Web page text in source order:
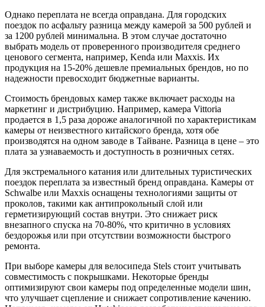
Однако переплата не всегда оправдана. Для городских
поездок по асфальту разница между камерой за 500 рублей и
за 1200 рублей минимальна. В этом случае достаточно
выбрать модель от проверенного производителя среднего
ценового сегмента, например, Kenda или Maxxis. Их
продукция на 15-20% дешевле премиальных брендов, но по
надежности превосходит бюджетные варианты.
Стоимость брендовых камер также включает расходы на
маркетинг и дистрибуцию. Например, камера Vittoria
продается в 1,5 раза дороже аналогичной по характеристикам
камеры от неизвестного китайского бренда, хотя обе
производятся на одном заводе в Тайване. Разница в цене – это
плата за узнаваемость и доступность в розничных сетях.
Для экстремального катания или длительных туристических
поездок переплата за известный бренд оправдана. Камеры от
Schwalbe или Maxxis оснащены технологиями защиты от
проколов, такими как антипрокольный слой или
герметизирующий состав внутри. Это снижает риск
внезапного спуска на 70-80%, что критично в условиях
бездорожья или при отсутствии возможности быстрого
ремонта.
При выборе камеры для велосипеда Stels стоит учитывать
совместимость с покрышками. Некоторые бренды
оптимизируют свои камеры под определенные модели шин,
что улучшает сцепление и снижает сопротивление качению.